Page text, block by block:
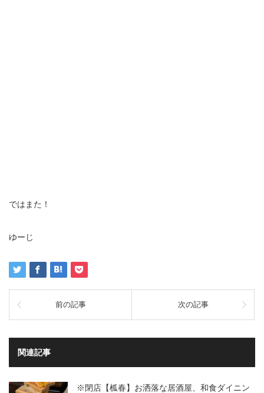
ではまた！
ゆーじ
前の記事 次の記事
関連記事
※閉店【柧春】お洒落な居酒屋、和食ダイニン